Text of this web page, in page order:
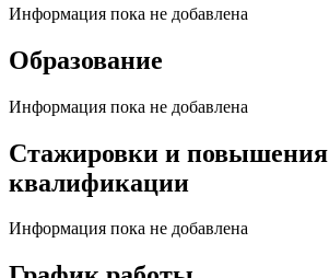
Информация пока не добавлена
Образование
Информация пока не добавлена
Стажировки и повышения
квалификации
Информация пока не добавлена